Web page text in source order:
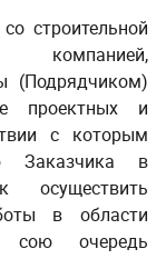
строительной
(Подрядчиком)
проектных и
с которым
Заказчика в
осуществить
в области
сою очередь